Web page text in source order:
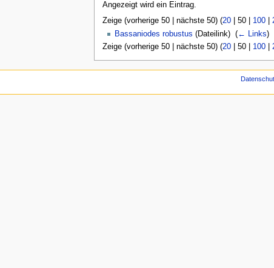
Angezeigt wird ein Eintrag.
Zeige (vorherige 50| nächste 50) (20| 50| 100|
Bassaniodes robustus (Dateilink) ‎ (← Links)
Zeige (vorherige 50| nächste 50) (20| 50| 100|